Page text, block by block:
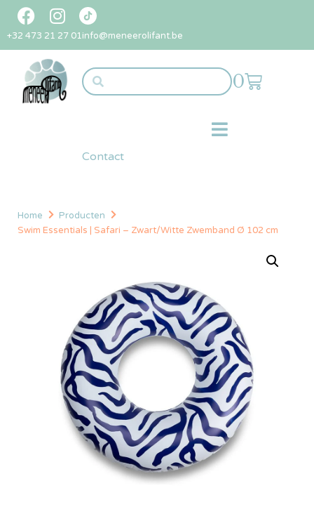
+32 473 21 27 01info@meneerolifant.be
0
Contact
Home
Producten
Swim Essentials | Safari – Zwart/Witte Zwemband Ø 102 cm